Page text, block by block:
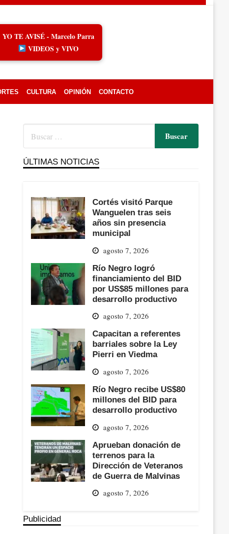
YO TE AVISÉ - Marcelo Parra
VIDEOS y VIVO
CULTURA OPINIÓN CONTACTO
ÚLTIMAS NOTICIAS
Cortés visitó Parque
Wanguelen tras seis
años sin presencia
municipal
agosto 7, 2026
Río Negro logró
financiamiento del BID
por US$85 millones para
desarrollo productivo
agosto 7, 2026
Capacitan a referentes
barriales sobre la Ley
Pierri en Viedma
agosto 7, 2026
Río Negro recibe US$80
millones del BID para
desarrollo productivo
agosto 7, 2026
Aprueban donación de
terrenos para la
Dirección de Veteranos
de Guerra de Malvinas
agosto 7, 2026
Publicidad